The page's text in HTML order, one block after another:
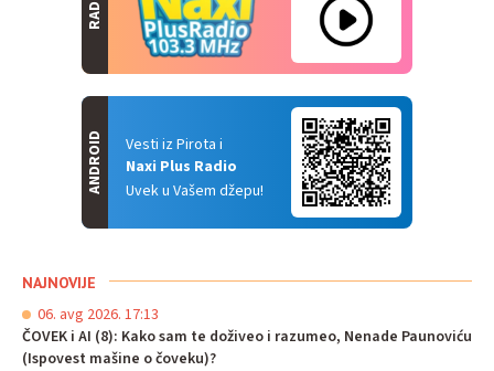
Vesti iz Pirota i
Naxi Plus Radio
Uvek u Vašem džepu!
ANDROID
NAJNOVIJE
06. avg 2026. 17:13
ČOVEK i AI (8): Kako sam te doživeo i razumeo, Nenade Paunoviću
(Ispovest mašine o čoveku)?